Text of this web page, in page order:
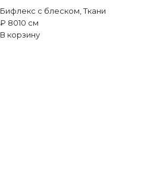
Бифлекс с блеском ,Ткани
₽ 8010 см
В корзину